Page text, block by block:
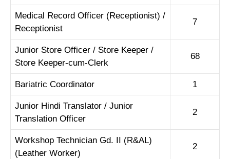
Medical Record Officer (Receptionist) /
Receptionist
7
Junior Store Officer / Store Keeper /
Store Keeper-cum-Clerk
68
Bariatric Coordinator 1
Junior Hindi Translator / Junior
Translation Officer
2
Workshop Technician Gd. II (R&AL)
(Leather Worker)
2